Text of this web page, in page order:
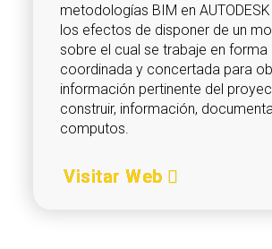
metodologías BIM en
los efectos de disponer de un
sobre el cual se trabaje en forma
coordinada y concertada para
información pertinente del
construir, información,
computos.
Visitar Web